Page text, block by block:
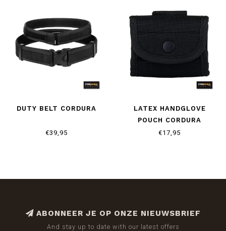
DUTY BELT CORDURA
€39,95
LATEX HANDGLOVE
POUCH CORDURA
€17,95
ABONNEER JE OP ONZE NIEUWSBRIEF
And stay up to date with our latest offers